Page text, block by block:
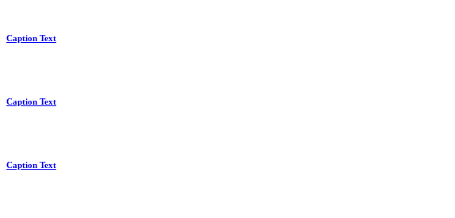
Caption Text
Caption Text
Caption Text